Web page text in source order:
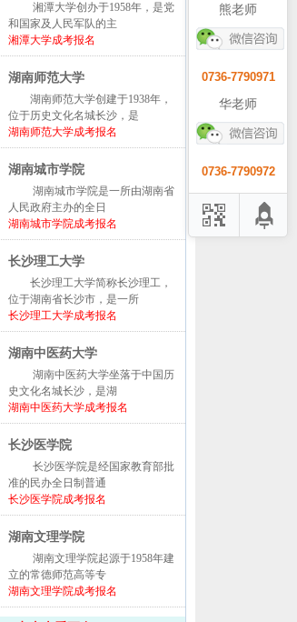
湘潭大学创办于1958年，是党
和国家及人民军队的主
湘潭大学成考报名
湖南师范大学
湖南师范大学创建于1938年，
位于历史文化名城长沙，是
湖南师范大学成考报名
湖南城市学院
湖南城市学院是一所由湖南省
人民政府主办的全日
湖南城市学院成考报名
长沙理工大学
长沙理工大学简称长沙理工，
位于湖南省长沙市，是一所
长沙理工大学成考报名
湖南中医药大学
湖南中医药大学坐落于中国历
史文化名城长沙，是湖
湖南中医药大学成考报名
长沙医学院
长沙医学院是经国家教育部批
准的民办全日制普通
长沙医学院成考报名
湖南文理学院
湖南文理学院起源于1958年建
立的常德师范高等专
湖南文理学院成考报名
熊老师
0736-7790971
华老师
0736-7790972